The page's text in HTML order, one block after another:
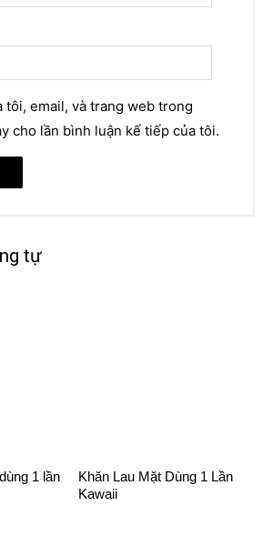
tôi, email, và trang web trong
cho lần bình luận kế tiếp của tôi.
tự
1 lần
Khăn Lau Mặt Dùng 1 Lần
Kawaii